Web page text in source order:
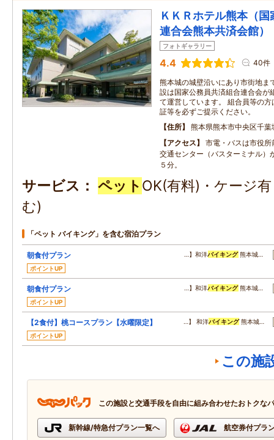
ＫＫＲホテル熊本（
連合会熊本共済会館）
フォトギャラリー
4.4 40件
熊本城の城壁沿いにあり市街地ま
設は国家公務員共済組合連合会が
て運営しています。 組合員等の
証等を必ずご提示ください。
住所
熊本県熊本市中央区千葉
アクセス
市電・バスは市役
交通センター（バスターミナル
５分。
サービス ペット OK(有料)・ケージ
む)
「ペット バイキング」を含む宿泊プラン
朝食付プラン
ポイントUP
…】和洋バイキング熊本城…
朝食付プラン
ポイントUP
…】和洋バイキング熊本城…
【2食付】桃コースプラン【水曜限定】
ポイントUP
…】 和洋バイキング熊本城…
この施
この施設と交通手段を自由に組み合わせたおトクな
新幹線/特急付プラン一覧へ 航空券付プラ